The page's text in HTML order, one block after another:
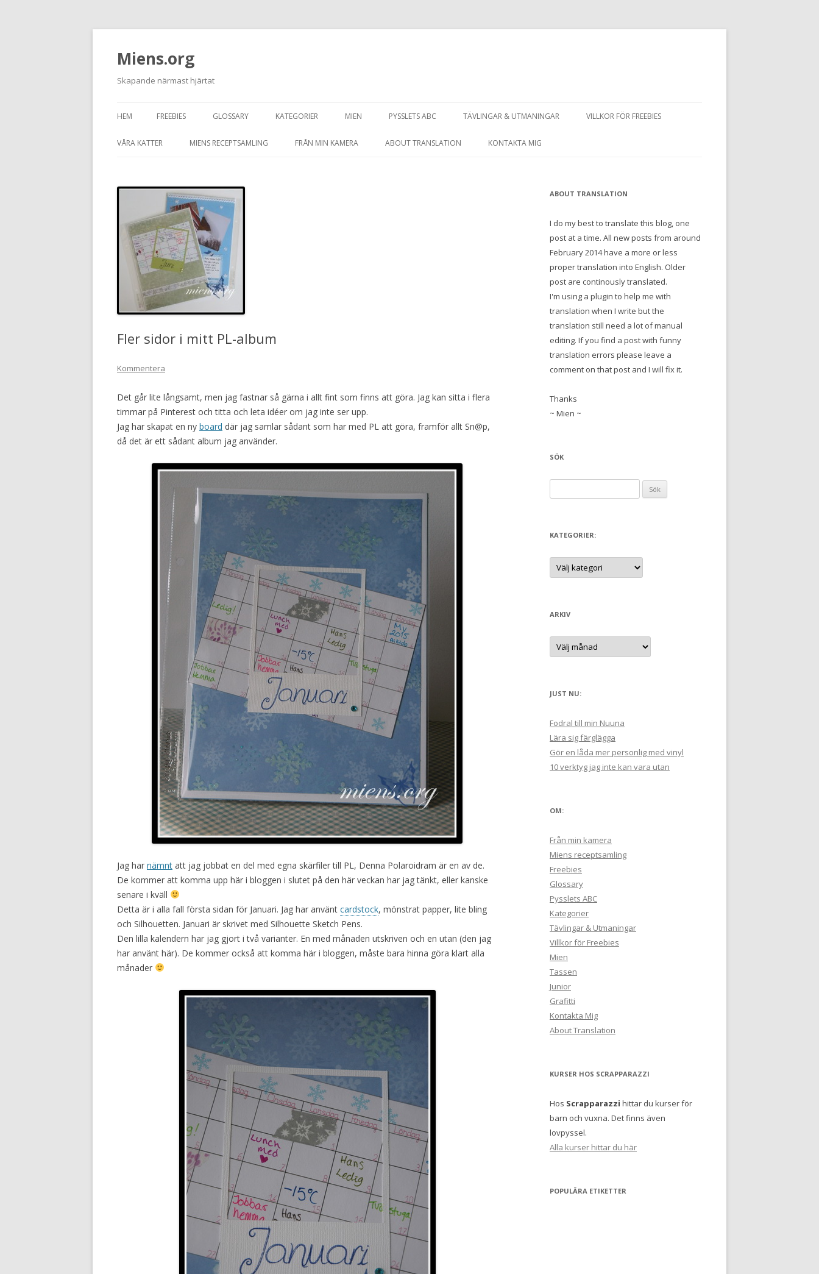
Miens.org
Skapande närmast hjärtat
till
HEM FREEBIES GLOSSARY KATEGORIER MIEN PYSSLETS ABC TÄVLINGAR & UTMANINGAR VILLKOR FÖR FREEBIES
VÅRA KATTER
GRAFITTI
MIENS RECEPTSAMLING FRÅN MIN KAMERA ABOUT TRANSLATION KONTAKTA MIG
Fler sidor i mitt PL-album
Kommentera
Det går lite långsamt, men jag fastnar så gärna i allt fint som finns att göra. Jag kan sitta i flera
timmar på Pinterest och titta och leta idéer om jag inte ser upp.
Jag har skapat en ny board där jag samlar sådant som har med PL att göra, framför allt Sn@p,
då det är ett sådant album jag använder.
Jag har nämnt att jag jobbat en del med egna skärfiler till PL, Denna Polaroidram är en av de.
De kommer att komma upp här i bloggen i slutet på den här veckan har jag tänkt, eller kanske
senare i kväll
Detta är i alla fall första sidan för Januari. Jag har använt cardstock, mönstrat papper, lite bling
och Silhouetten. Januari är skrivet med Silhouette Sketch Pens.
Den lilla kalendern har jag gjort i två varianter. En med månaden utskriven och en utan (den jag
har använt här). De kommer också att komma här i bloggen, måste bara hinna göra klart alla
månader
ABOUT TRANSLATION
I do my best to translate this blog, one
post at a time. All new posts from around
February 2014 have a more or less
proper translation into English. Older
post are continously translated.
I'm using a plugin to help me with
translation when I write but the
translation still need a lot of manual
editing. If you find a post with funny
translation errors please leave a
comment on that post and I will fix it.
Thanks
~ Mien ~
SÖK
ö
e
t
e
KATEGORIER:
K
t
r
i
r
ARKIV
A
k
JUST NU:
Fodral till min Nuuna
Lära sig färglägga
Gör en låda mer personlig med vinyl
10 verktyg jag inte kan vara utan
OM:
Från min kamera
Miens receptsamling
Freebies
Glossary
Pysslets ABC
Kategorier
Tävlingar & Utmaningar
Villkor för Freebies
Mien
Tassen
Junior
Grafitti
Kontakta Mig
About Translation
KURSER HOS SCRAPPARAZZI
Hos Scrapparazzi hittar du kurser för
barn och vuxna. Det finns även
lovpyssel.
Alla kurser hittar du här
POPULÄRA ETIKETTER